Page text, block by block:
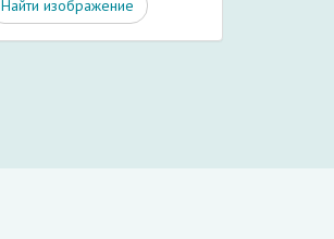
Найти изображение